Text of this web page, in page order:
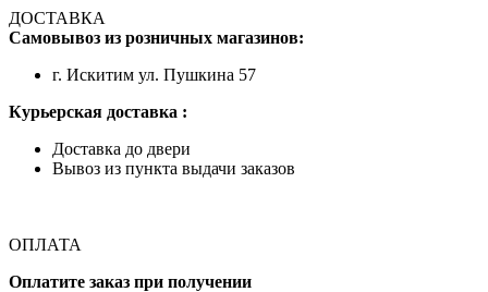
ДОСТАВКА
Самовывоз из розничных магазинов:
г. Искитим ул. Пушкина 57
Курьерская доставка :
Доставка до двери
Вывоз из пункта выдачи заказов
ОПЛАТА
Оплатите заказ при получении